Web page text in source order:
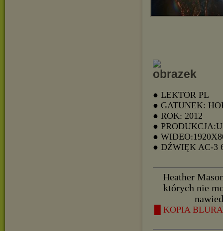
● LEKTOR PL
● GATUNEK:
● ROK: 2012
●
●
● DŹWIĘK AC-3
Heather
których nie
█ KOPIA